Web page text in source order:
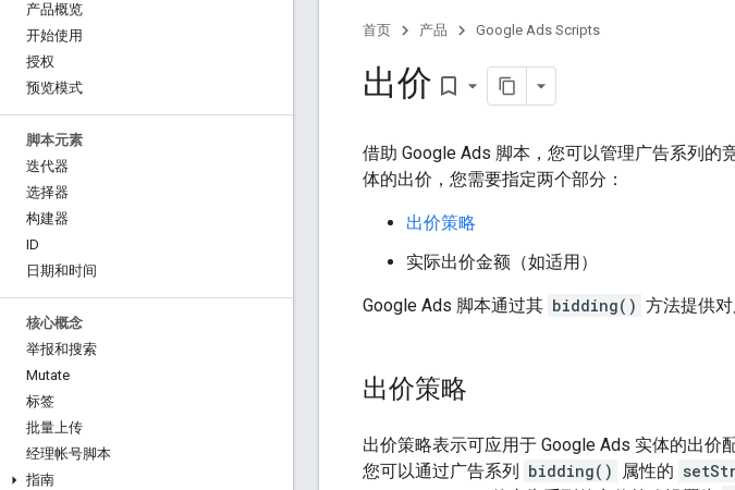
产品概览
开始使用
授权
预览模式
脚本元素
迭代器
选择器
构建器
ID
日期和时间
核心概念
举报和搜索
Mutate
标签
批量上传
经理帐号脚本
指南
首页 产品 Google Ads Scripts
出价 bookmark_border
借助 Google Ads 脚本，您可以管理广告系列的
体的出价，您需要指定两个部分：
出价策略
实际出价金额（如适用）
Google Ads 脚本通过其 bidding() 方法提供对
出价策略
出价策略表示可应用于 Google Ads 实体的出价
您可以通过广告系列 bidding() 属性的